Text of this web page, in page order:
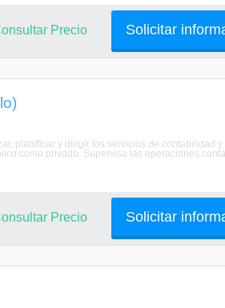
Solicitar
Precio
planificar y dirigir los servicios de contabilidad y
como privado. Supervisa las operaciones
Solicitar
Precio